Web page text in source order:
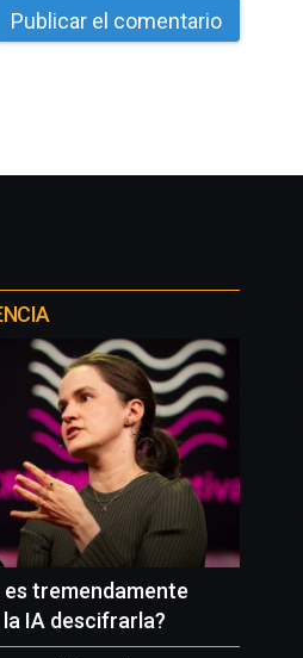
es tremendamente
IA descifrarla?